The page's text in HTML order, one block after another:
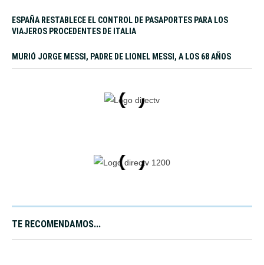
ESPAÑA RESTABLECE EL CONTROL DE PASAPORTES PARA LOS
VIAJEROS PROCEDENTES DE ITALIA
MURIÓ JORGE MESSI, PADRE DE LIONEL MESSI, A LOS 68 AÑOS
TE RECOMENDAMOS...